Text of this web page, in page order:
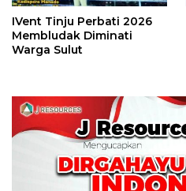
IVent Tinju Perbati 2026
Membludak Diminati
Warga Sulut